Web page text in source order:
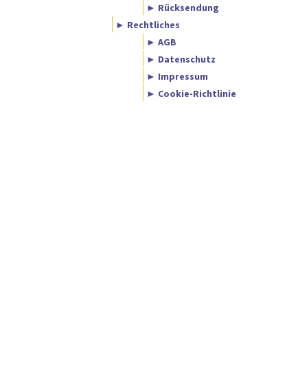
► Rücksendung
► Rechtliches
► AGB
► Datenschutz
► Impressum
► Cookie-Richtlinie